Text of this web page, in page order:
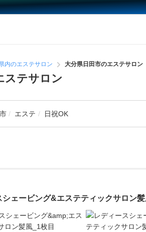
内のエステサロン 大分県日田市のエステサロン
ステサロン
エステ 日祝OK
シェービング&エステティックサロン